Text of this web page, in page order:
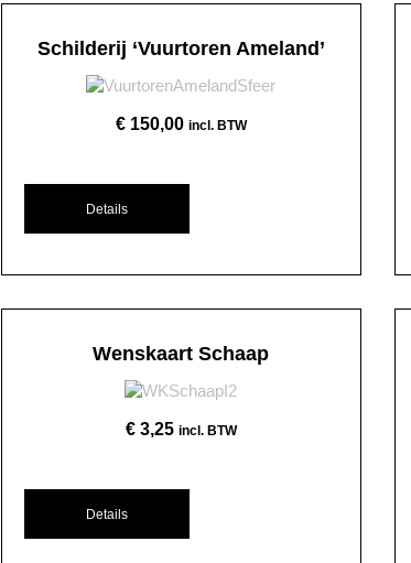
Schilderij ‘Vuurtoren Ameland’
€150,00 incl. BTW
Details
Wenskaart Schaap
€3,25 incl. BTW
Details